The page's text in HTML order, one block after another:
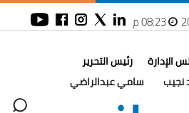
08:23 م
الإدارة
رئيس التحرير
سامي عبدالراضي